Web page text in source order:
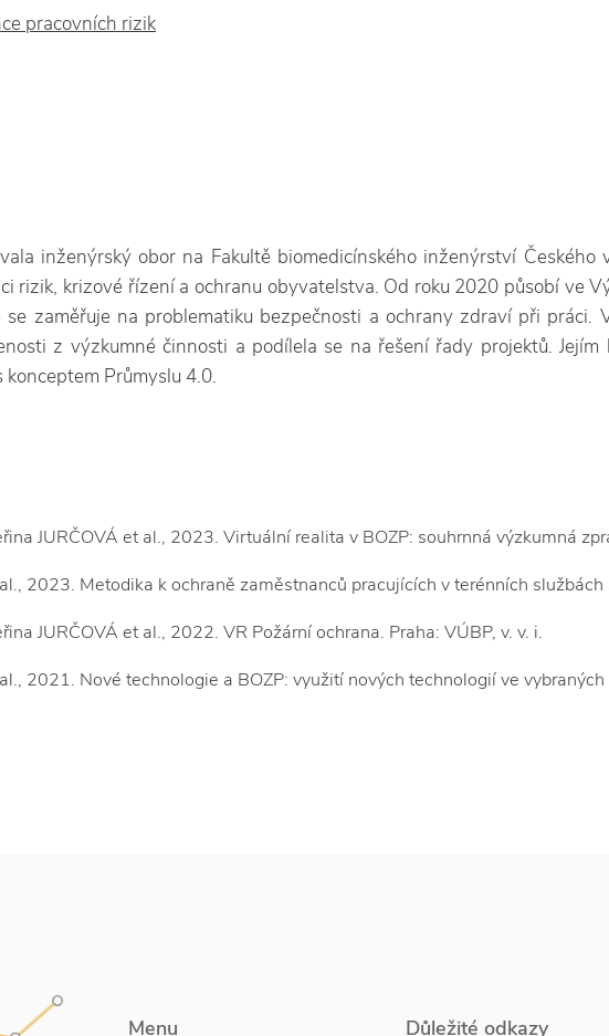
pracovních rizik
inženýrský obor na Fakultě biomedicínského inženýrství Českého
rizik, krizové řízení a ochranu obyvatelstva. Od roku 2020 působí ve
se zaměřuje na problematiku bezpečnosti a ochrany zdraví při
z výzkumné činnosti a podílela se na řešení řady projektů.
konceptem Průmyslu 4.0.
JURČOVÁ et al., 2023. Virtuální realita v BOZP: souhrnná výzkumná
2023. Metodika k ochraně zaměstnanců pracujících v terénních službách
JURČOVÁ et al., 2022. VR Požární ochrana. Praha: VÚBP, v. v. i.
2021. Nové technologie a BOZP: využití nových technologií ve
Menu Důležité odkazy